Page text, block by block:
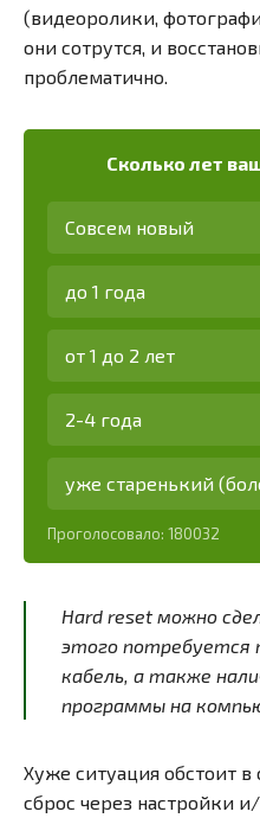
(видеоролики,
они сотрутся, и
проблематично.
Сколько лет
Совсем новый
до 1 года
от 1 до 2 лет
2-4 года
уже старенький
Проголосовало: 180032
Hard reset можно
этого потребуется
кабель, а также
программы на
Хуже ситуация обстоит в
сброс через настройки